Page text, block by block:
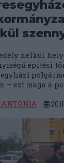
nélkül
építési
– ezt maga a
ANTÓNIA